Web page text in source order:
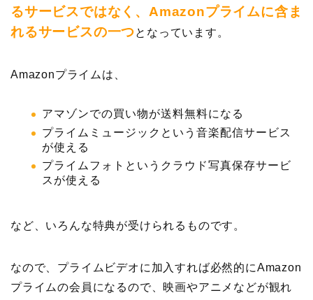
るサービスではなく、Amazonプライムに含ま
れるサービスの一つとなっています。
Amazonプライムは、
アマゾンでの買い物が送料無料になる
プライムミュージックという音楽配信サービス
が使える
プライムフォトというクラウド写真保存サービ
スが使える
など、いろんな特典が受けられるものです。
なので、プライムビデオに加入すれば必然的にAmazon
プライムの会員になるので、映画やアニメなどが観れ